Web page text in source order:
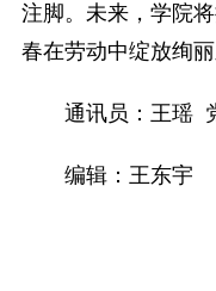
注脚。未来，学院
春在劳动中绽放绚丽
通讯员：王瑶
编辑：王东宇